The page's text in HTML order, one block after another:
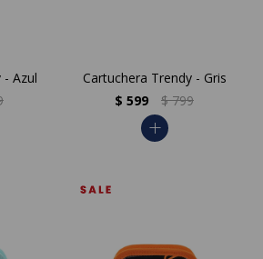
- Azul
Cartuchera Trendy - Gris
$ 599 $ 799
add